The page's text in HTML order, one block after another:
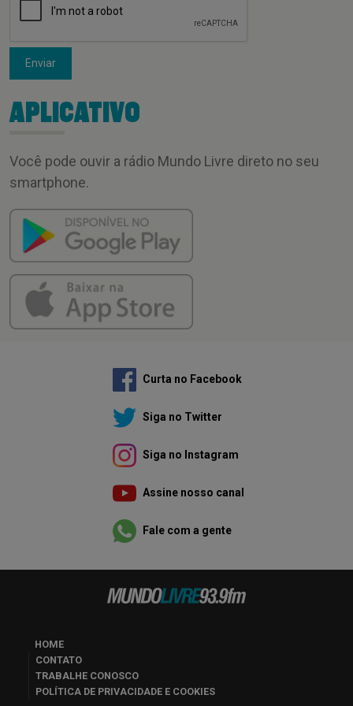
Enviar
APLICATIVO
Você pode ouvir a rádio Mundo Livre direto no seu
smartphone.
Curta no Facebook
Siga no Twitter
Siga no Instagram
Assine nosso canal
Fale com a gente
HOME
CONTATO
TRABALHE CONOSCO
POLÍTICA DE PRIVACIDADE E COOKIES